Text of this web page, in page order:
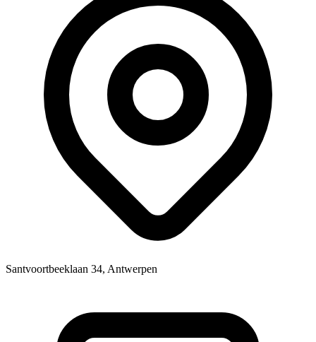
Santvoortbeeklaan 34, Antwerpen